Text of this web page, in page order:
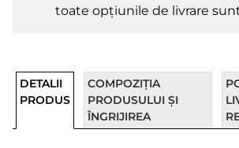
toate opțiunile de livrare
DETALII
PRODUS
COMPOZIȚIA
PRODUSULUI ȘI
ÎNGRIJIREA